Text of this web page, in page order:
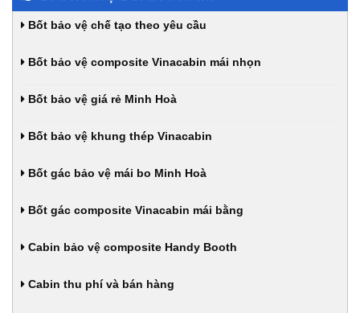
Bốt bảo vệ chế tạo theo yêu cầu
Bốt bảo vệ composite Vinacabin mái nhọn
Bốt bảo vệ giá rẻ Minh Hoà
Bốt bảo vệ khung thép Vinacabin
Bốt gác bảo vệ mái bo Minh Hoà
Bốt gác composite Vinacabin mái bằng
Cabin bảo vệ composite Handy Booth
Cabin thu phí và bán hàng